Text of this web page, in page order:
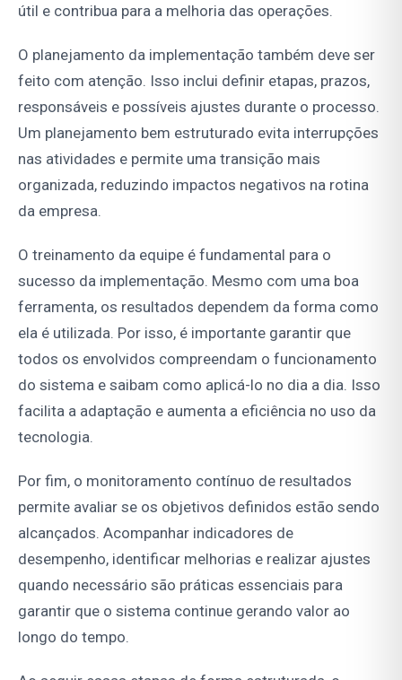
útil e contribua para a melhoria das operações.
O planejamento da implementação também deve ser
feito com atenção. Isso inclui definir etapas, prazos,
responsáveis e possíveis ajustes durante o processo.
Um planejamento bem estruturado evita interrupções
nas atividades e permite uma transição mais
organizada, reduzindo impactos negativos na rotina
da empresa.
O treinamento da equipe é fundamental para o
sucesso da implementação. Mesmo com uma boa
ferramenta, os resultados dependem da forma como
ela é utilizada. Por isso, é importante garantir que
todos os envolvidos compreendam o funcionamento
do sistema e saibam como aplicá-lo no dia a dia. Isso
facilita a adaptação e aumenta a eficiência no uso da
tecnologia.
Por fim, o monitoramento contínuo de resultados
permite avaliar se os objetivos definidos estão sendo
alcançados. Acompanhar indicadores de
desempenho, identificar melhorias e realizar ajustes
quando necessário são práticas essenciais para
garantir que o sistema continue gerando valor ao
longo do tempo.